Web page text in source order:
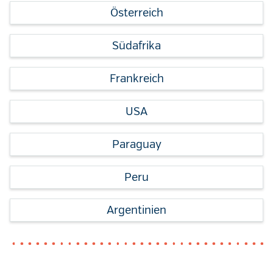
Österreich
Südafrika
Frankreich
USA
Paraguay
Peru
Argentinien